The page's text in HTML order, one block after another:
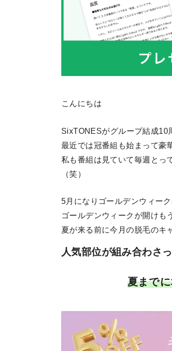
こんにちは
SixTONESがグループ結成10
最近では冠番組も始まって
私も番組は見ていて毎週とっ
（笑）
5月になりゴールデンウィー
ゴールデンウィークが開けも
夏が来る前に今月の脱毛の
人気部位が組み合わさ
夏まで